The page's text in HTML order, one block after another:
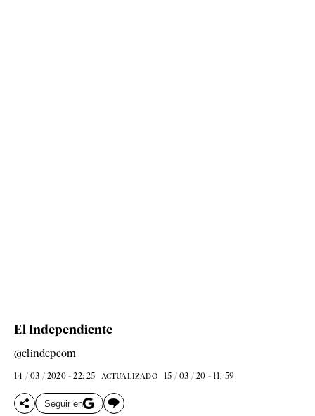
El Independiente
@elindepcom
14 / 03 / 2020 - 22: 25 ACTUALIZADO 15 / 03 / 20 - 11: 59
Seguir en